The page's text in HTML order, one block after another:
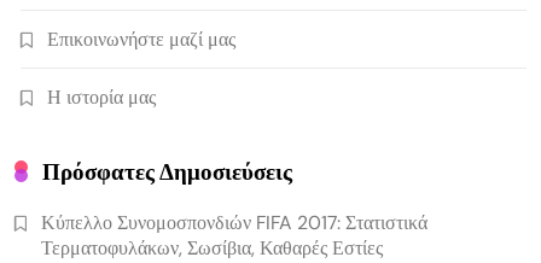
Επικοινωνήστε μαζί μας
Η ιστορία μας
Πρόσφατες Δημοσιεύσεις
Κύπελλο Συνομοσπονδιών FIFA 2017: Στατιστικά
Τερματοφυλάκων, Σωσίβια, Καθαρές Εστίες